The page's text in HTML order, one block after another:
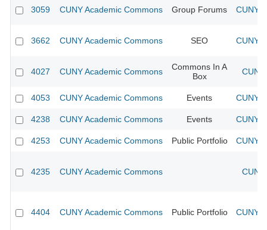
3059 CUNY Academic Commons Group Forums CUNY
3662 CUNY Academic Commons SEO CUNY
4027 CUNY Academic Commons
Commons In A
Box
4053 CUNY Academic Commons Events CUNY
4238 CUNY Academic Commons Events CUNY
4253 CUNY Academic Commons Public Portfolio CUNY
4235 CUNY Academic Commons
4404 CUNY Academic Commons Public Portfolio CUNY